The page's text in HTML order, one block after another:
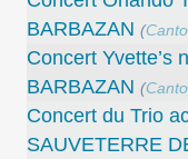
BARBAZAN (
Concert Yvette’s
BARBAZAN (
Concert du Trio
SAUVETERRE